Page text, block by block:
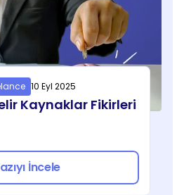
10 Eyl 2025
Kaynaklar Fikirleri
İncele